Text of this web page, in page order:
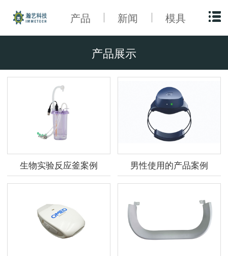
产品 新闻 模具
产品展示
生物实验反应釜案例 男性使用的产品案例